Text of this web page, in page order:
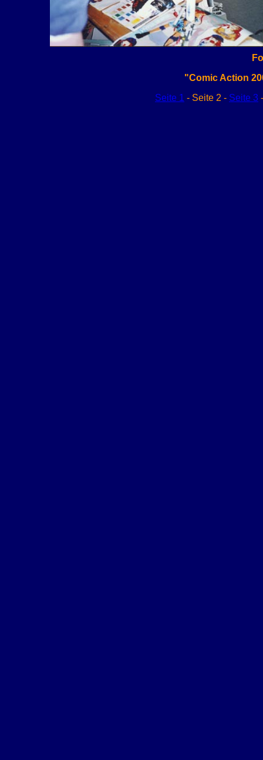
"Comic Action
Seite 1 - Seite 2 - Seite 3